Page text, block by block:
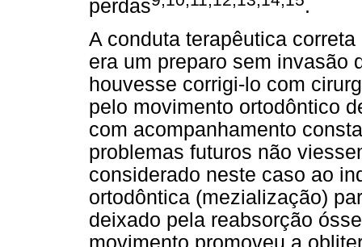
perdas
.
A conduta terapêutica
era um preparo sem invasão
houvesse corrigi-lo com
pelo movimento ortodôntico
com acompanhamento
problemas futuros não
considerado neste caso ao
ortodôntica (mezialização)
deixado pela reabsorção